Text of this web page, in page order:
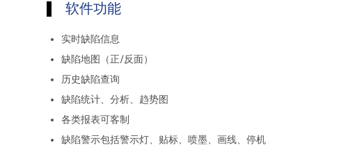
软件功能
实时缺陷信息
缺陷地图（正/反面）
历史缺陷查询
缺陷统计、分析、趋势图
各类报表可客制
缺陷警示包括警示灯、贴标、喷墨、画线、停机